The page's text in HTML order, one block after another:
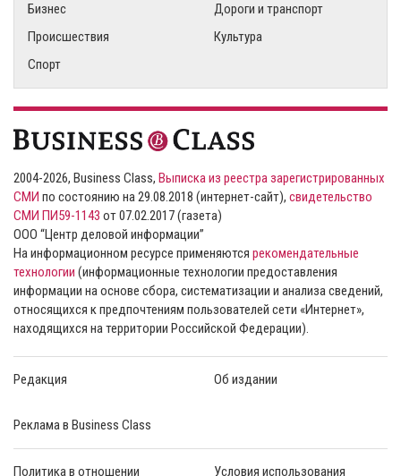
Бизнес
Дороги и транспорт
Происшествия
Культура
Спорт
2004-2026, Business Class, Выписка из реестра зарегистрированных
СМИ по состоянию на 29.08.2018 (интернет-сайт), свидетельство
СМИ ПИ59-1143 от 07.02.2017 (газета)
ООО “Центр деловой информации”
На информационном ресурсе применяются рекомендательные
технологии (информационные технологии предоставления
информации на основе сбора, систематизации и анализа сведений,
относящихся к предпочтениям пользователей сети «Интернет»,
находящихся на территории Российской Федерации).
Редакция Об издании
Реклама в Business Class
Политика в отношении Условия использования